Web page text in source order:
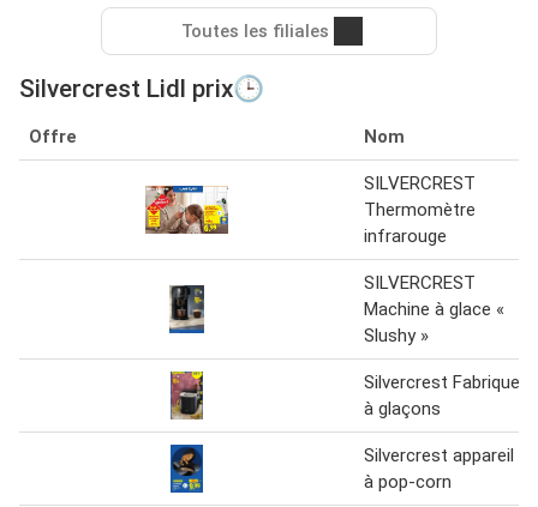
Toutes les filiales
Silvercrest Lidl prix🕒
Offre Nom
SILVERCREST
Thermomètre
infrarouge
SILVERCREST
Machine à glace «
Slushy »
Silvercrest Fabrique
à glaçons
Silvercrest appareil
à pop-corn